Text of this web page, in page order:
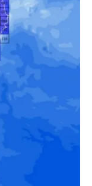
Wi-Fi。在保持與
健康危害？而當
何以另一種形
香」信嗎？ 環保